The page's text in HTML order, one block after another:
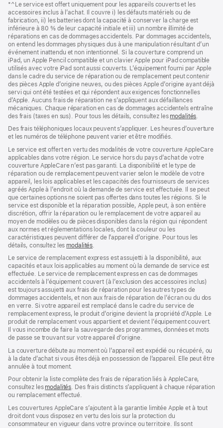
de
page
de
bas
de
page
*^Le service est offert uniquement pour les appareils couverts et les
accessoires inclus à l’achat. Il couvre i) les défauts matériels ou de
fabrication, ii) les batteries dont la capacité à conserver la charge est
inférieure à 80 % de leur capacité initiale et iii) un nombre illimité de
réparations en cas de dommages accidentels. Par dommages accidentels,
on entend les dommages physiques dus à une manipulation résultant d’un
événement inattendu et non intentionnel. Si la couverture comprend un
iPad, un Apple Pencil compatible et un clavier Apple pour iPad compatible
utilisés avec votre iPad sont aussi couverts. L’équipement fourni par Apple
dans le cadre du service de réparation ou de remplacement peut contenir
des pièces Apple d’origine neuves, ou des pièces Apple d’origine ayant déjà
servi qui ont été testées et qui répondent aux exigences fonctionnelles
d’Apple. Aucuns frais de réparation ne s’appliquent aux défaillances
mécaniques. Chaque réparation en cas de dommages accidentels entraîne
des frais (taxes en sus). Pour tous les détails, consultez les modalités
une
fenêtre)
Des frais téléphoniques locaux peuvent s’appliquer. Les heures d’ouverture
et les numéros de téléphone peuvent varier et être modifiés.
Le service est offert en vertu des modalités de votre couverture AppleCare
applicables dans votre région. Le service hors du pays d’achat de votre
couverture AppleCare n’est pas garanti. La disponibilité et le type de
réparation ou de remplacement peuvent varier selon le modèle de votre
appareil, les lois applicables et les capacités des fournisseurs de services
agréés Apple à l’endroit où la demande de service est effectuée. Il se peut
que certaines options ne soient pas offertes dans toutes les régions. Si le
service est disponible et la réparation possible, Apple peut, à son entière
discrétion, offrir la réparation ou le remplacement de votre appareil au
moyen de modèles ou de pièces disponibles dans la région qui répondent
aux normes et réglementations locales, dont la couleur ou les
caractéristiques peuvent différer de l’appareil d’origine. Pour tous les
détails, consultez les modalités
une
nouvelle
fenêtre)
Le service de remplacement express est assujetti à la disponibilité, aux
capacités et aux lois applicables au moment où la demande de service est
effectuée. Le service de remplacement express en cas de dommages
accidentels à l’équipement couvert (à l’exclusion des accessoires inclus)
est toujours assujetti aux frais de réparation pour les autres types de
dommages accidentels, et non aux frais de réparation de l’écran ou du dos
en verre. Si votre appareil est remplacé dans le cadre du service de
remplacement express, le produit d’origine devient la propriété d’Apple. Le
produit de remplacement vous appartient et devient l’équipement couvert.
Il vous incombe de faire la sauvegarde des programmes, données et mots
de passe se trouvant sur votre appareil d’origine.
La couverture débute au moment où l’appareil est expédié ou récupéré, ou
à la date d’achat si vous êtes déjà en possession de l’appareil. Elle peut être
annulée à tout moment.
Pour obtenir la liste complète des frais de réparation liés à AppleCare,
consultez les modalités(s’ouvre
dans
nouvelle
fenêtre)
. Des frais distincts s’appliquent à chaque réparation
ou remplacement effectué.
Les couvertures AppleCare s’ajoutent à la garantie limitée Apple et à tout
droit dont vous disposez en vertu des lois sur la protection du
consommateur en vigueur dans votre province ou territoire. Ils sont